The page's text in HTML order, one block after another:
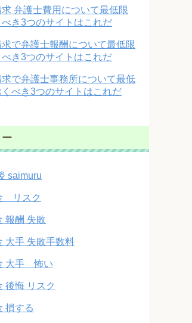
弁護士費用について最低限
き3つのサイトはこれだ
で弁護士報酬について最低限
き3つのサイトはこれだ
で弁護士事務所について最低
くべき3つのサイトはこれだ
saimuru
リスク
報酬 失敗
大手 失敗手数料
大手 怖い
後悔 リスク
損する